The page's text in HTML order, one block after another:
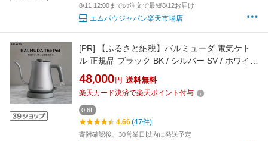
8/11 12:00までの注文で最短8/12お届け
エムパウジャパン楽天市場店
[PR]
【ふるさと納税】バルミューダ 電気ケト
ル 正規品 ブラック BK / シルバー SV / ホワイト
WH｜ザ ポット ケトル 湯沸かしポット ケトル
ポット 調理器具 キッチン 生活 家電 おしゃれ
モダン シンプル 小型 武蔵野市 黒 白
BALMUDA The Pot KPT01JP 48000円 4万8000
円
48,000 円 送料無料
楽天カード決済で楽天ポイント付与
0.6L
4.66(47件)
寄附確認後、30営業日以内に発送予定